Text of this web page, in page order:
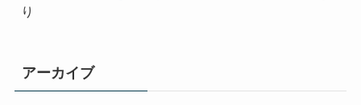
り
アーカイブ